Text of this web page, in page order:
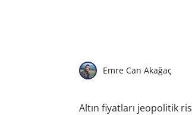
Emre Can Akağaç
Altın fiyatları jeopolitik